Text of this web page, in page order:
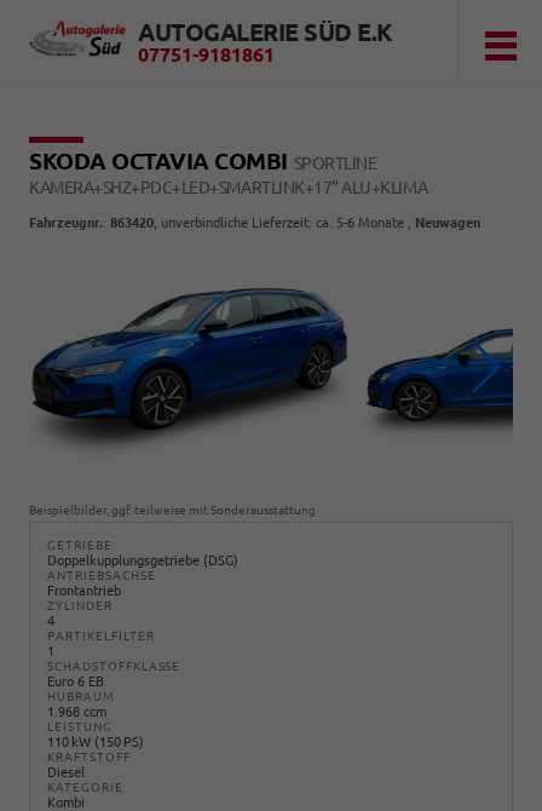
AUTOGALERIE SÜD E.K
07751-9181861
SKODA OCTAVIA COMBI SPORTLINE
KAMERA+SHZ+PDC+LED+SMARTLINK+17" ALU+KLIMA
Fahrzeugnr.: 863420 , unverbindliche Lieferzeit: ca. 5-6 Monate , Neuwagen
Beispielbilder, ggf. teilweise mit Sonderausstattung
GETRIEBE
Doppelkupplungsgetriebe (DSG)
ANTRIEBSACHSE
Frontantrieb
ZYLINDER
4
PARTIKELFILTER
1
SCHADSTOFFKLASSE
Euro 6 EB
HUBRAUM
1.968 ccm
LEISTUNG
110 kW (150 PS)
KRAFTSTOFF
Diesel
KATEGORIE
Kombi